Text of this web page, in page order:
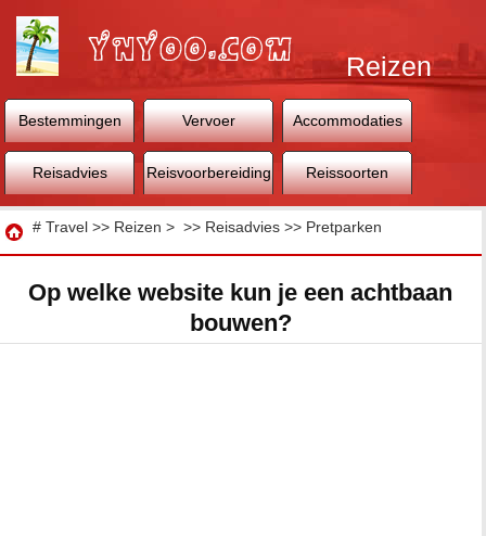
Reizen
Bestemmingen Vervoer Accommodaties
Reisadvies Reisvoorbereiding Reissoorten
Reizen
# Travel >> Reizen > >> Reisadvies >> Pretparken
Op welke website kun je een achtbaan
bouwen?